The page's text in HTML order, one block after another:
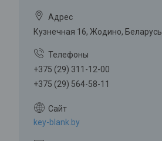
Кузнечная 16, Жодино, Беларусь
+375 (29) 311-12-00
+375 (29) 564-58-11
key-blank.by